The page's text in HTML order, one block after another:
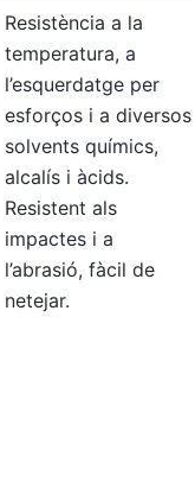
Resistència a la
temperatura, a
l’esquerdatge per
esforços i a diversos
solvents químics,
alcalís i àcids.
Resistent als
impactes i a
l’abrasió, fàcil de
netejar.